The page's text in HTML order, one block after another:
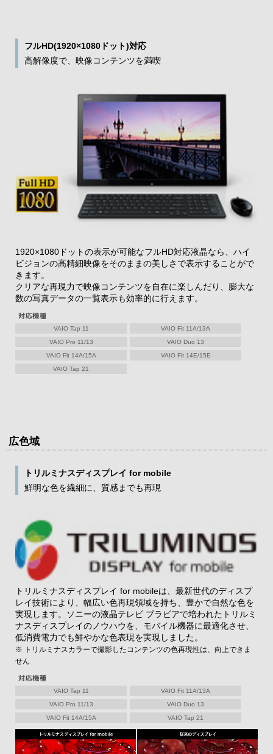
フルHD(1920×1080ドット)対応
高解像度で、映像コンテンツを満喫
1920×1080ドットの表示が可能なフルHD対応液晶なら、ハイ
ビジョンの高精細映像をそのままの美しさで表示することがで
きます。
クリアな再現力で映像コンテンツを自在に楽しんだり、膨大な
数の写真データの一覧表示も効率的に行えます。
VAIO Tap 11
VAIO Fit 11A/13A
VAIO Pro 11/13
VAIO Duo 13
VAIO Fit 14A/15A
VAIO Fit 14E/15E
VAIO Tap 21
広色域
トリルミナスディスプレイ for mobile
鮮明な色を繊細に、質感までも再現
トリルミナスディスプレイ for mobileは、最新世代のディスプ
レイ技術により、幅広い色再現領域を持ち、豊かで自然な色を
実現します。ソニーの液晶テレビ ブラビアで培われたトリルミ
ナスディスプレイのノウハウを、モバイル機器に最適化させ、
低消費電力でも鮮やかな色表現を実現しました。
※ トリルミナスカラーで撮影したコンテンツの色再現性は、向上できま
せん
VAIO Tap 11
VAIO Fit 11A/13A
VAIO Pro 11/13
VAIO Duo 13
VAIO Fit 14A/15A
VAIO Tap 21